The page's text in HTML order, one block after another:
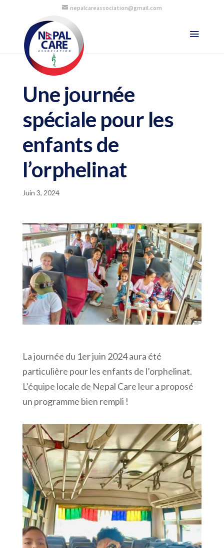
nepalcareassociation@gmail.com
Une journée
spéciale pour les
enfants de
l’orphelinat
Juin 3, 2024
La journée du 1er juin 2024 aura été
particulière pour les enfants de l’orphelinat.
L’équipe locale de Nepal Care leur a proposé
un programme bien rempli !